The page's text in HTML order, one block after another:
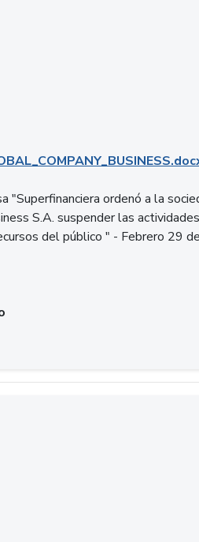
"Superfinanciera ordenó a la
S.A. suspender las
del público " - Febrero 29